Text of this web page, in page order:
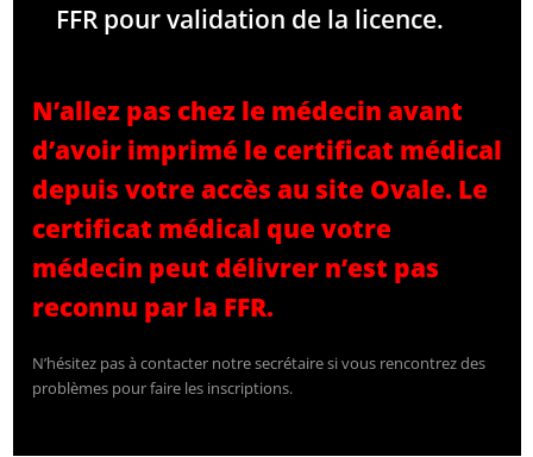
FFR pour validation de la licence.
N’allez pas chez le médecin avant
d’avoir imprimé le certificat médical
depuis votre accès au site Ovale. Le
certificat médical que votre
médecin peut délivrer n’est pas
reconnu par la FFR.
N’hésitez pas à contacter notre secrétaire si vous rencontrez des
problèmes pour faire les inscriptions.